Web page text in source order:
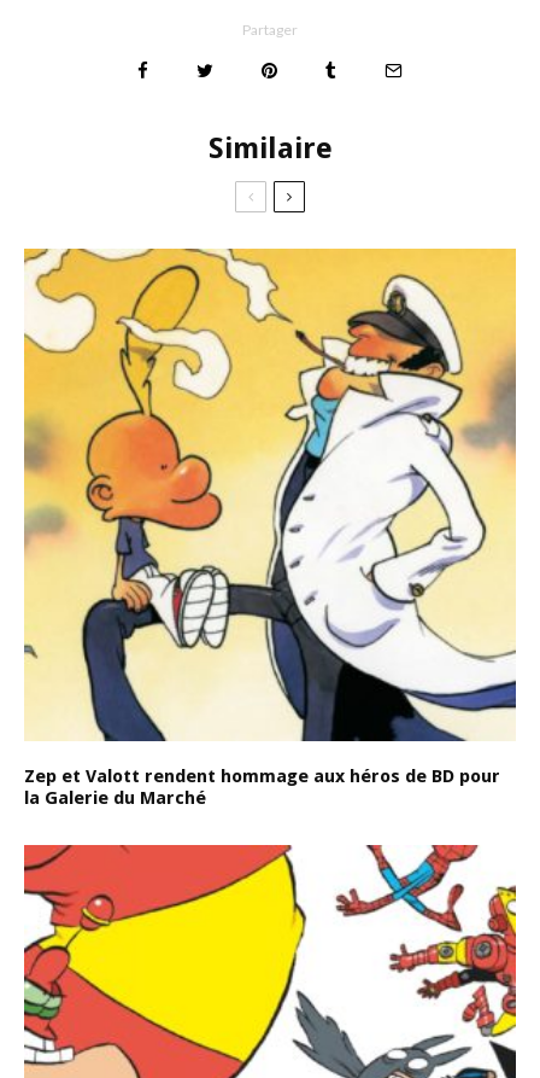
Partager
Similaire
Zep et Valott rendent hommage aux héros de BD pour
la Galerie du Marché